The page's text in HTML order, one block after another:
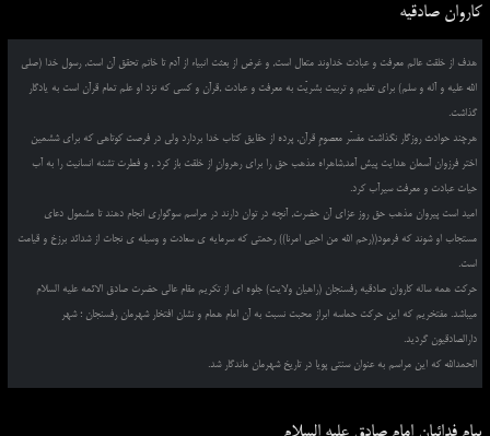
کاروان صادقیه
هدف از خلقت عالم معرفت و عبادت خداوند متعال است, و غرض از بعثت انبیاء از آدم تا خاتم تحقق آن است, رسول خدا (صلی
الله علیه و آله و سلم) برای تعلیم و تربیت بشریّت به معرفت و عبادت ,قرآن و کسی که نزد او علم تمام قرآن است به یادگار
گذاشت.
هرچند حوادث روزگار نگذاشت مفسّر معصومِ قرآن, پرده از حقایق کتاب خدا بردارد ولی در فرصت کوتاهی که برای ششمین
اختر فرزوان آسمان هدایت پیش آمد,شاهراه مذهب حق را برای رهروانِ از خلقت باز کرد , و فطرت تشنه انسانیت را به آب
حیات عبادت و معرفت سیرآب کرد.
امید است پیروان مذهب حق روز عزای آن حضرت, آنچه در توان دارند در مراسم سوگواری انجام دهند تا مشمول دعای
مستجاب او شوند که فرمود((رحم الله من احیی امرنا)) رحمتی که سرمایه ی سعادت و وسیله ی نجات از شدائد برزخ و قیامت
است.
حرکت همه ساله کاروان صادقیه رفسنجان (راهیان ولایت) جلوه ای از تکریم مقام عالی حضرت صادق الائمه علیه السلام
میباشد. مفتخریم که این حرکت حماسه ابراز محبت نسبت به آن امام همام و نشان افتخار شهرمان رفسنجان ؛ شهر
دارالصادقیون گردید.
الحمدالله که این مراسم به عنوان سنتی پویا در تاریخ شهرمان ماندگار شد.